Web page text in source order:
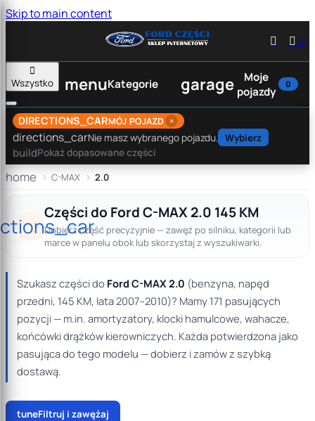
Skip to main content

 0

Wszystko
menuKategorie garage
Moje
pojazdy
0
DIRECTIONS_CARMÓJ POJAZD ×
directions_carNie masz wybranego pojazdu. Wybierz
buildPokaż dopasowane części
home C-MAX 2.0
Części do Ford C-MAX 2.0 145 KM
Dobierz część precyzyjnie — zawęź po silniku, kategorii lub
marce w panelu obok lub skorzystaj z wyszukiwarki.
Szukasz części do Ford C-MAX 2.0 (benzyna, napęd
przedni, 145 KM, lata 2007–2010)? Mamy 171 pasujących
pozycji — m.in. amortyzatory, klocki hamulcowe, wahacze,
końcówki drążków kierowniczych. Każda potwierdzona jako
pasująca do tego modelu — dobierz i zamów z szybką
dostawą.
tuneFiltruj i zawężaj